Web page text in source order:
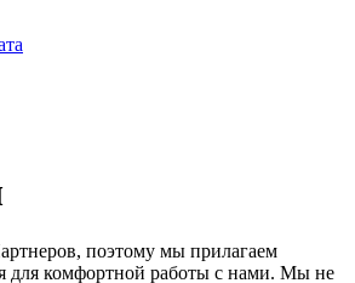
поэтому мы прилагаем
для комфортной работы с нами. Мы не